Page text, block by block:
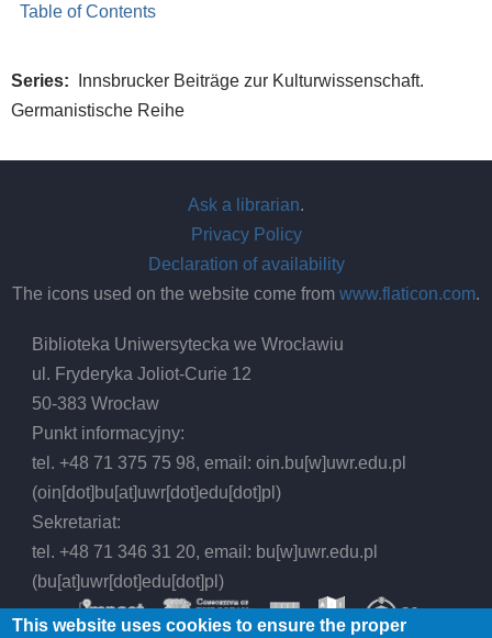
Table of Contents
Series
Innsbrucker Beiträge zur Kulturwissenschaft.
Germanistische Reihe
Ask a librarian.
Privacy Policy
Declaration of availability
The icons used on the website come from www.flaticon.com.
Biblioteka Uniwersytecka we Wrocławiu
ul. Fryderyka Joliot-Curie 12
50-383 Wrocław
Punkt informacyjny:
tel. +48 71 375 75 98, email:oin.bu[w]uwr.edu.pl
(oin[dot]bu[at]uwr[dot]edu[dot]pl)
Sekretariat:
tel. +48 71 346 31 20, email: bu[w]uwr.edu.pl
(bu[at]uwr[dot]edu[dot]pl)
This website uses cookies to ensure the proper